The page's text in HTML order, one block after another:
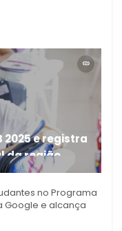
2025 e registra
da região
no Programa
Google e alcança